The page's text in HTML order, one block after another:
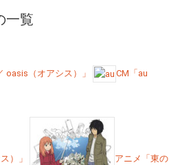
一覧
oasis（オアシス）」 CM「au
）」 アニメ「東の